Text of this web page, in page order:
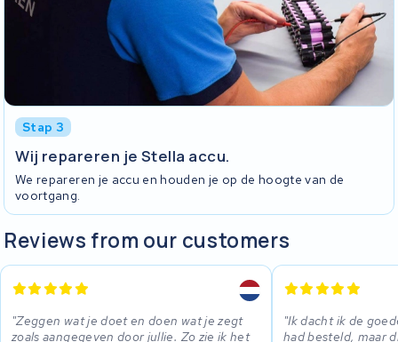
Stap 3
Wij repareren je Stella accu.
We repareren je accu en houden je op de hoogte van de
voortgang.
Reviews from our customers
Zeggen wat je doet en doen wat je zegt
zoals aangegeven door jullie. Zo zie ik het
Ik dacht ik de
had besteld, maar